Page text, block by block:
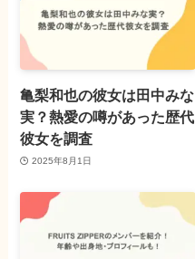
亀梨和也の彼女は田中みな
実？熱愛の噂があった歴代
彼女を調査
2025年8月1日